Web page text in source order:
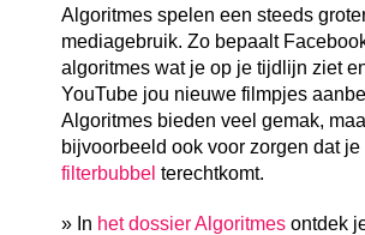
Algoritmes spelen een steeds
mediagebruik. Zo bepaalt
algoritmes wat je op je tijdlijn ziet
YouTube jou nieuwe filmpjes
Algoritmes bieden veel gemak,
bijvoorbeeld ook voor zorgen dat je
filterbubbel terechtkomt.
» In het dossier Algoritmes ontdek